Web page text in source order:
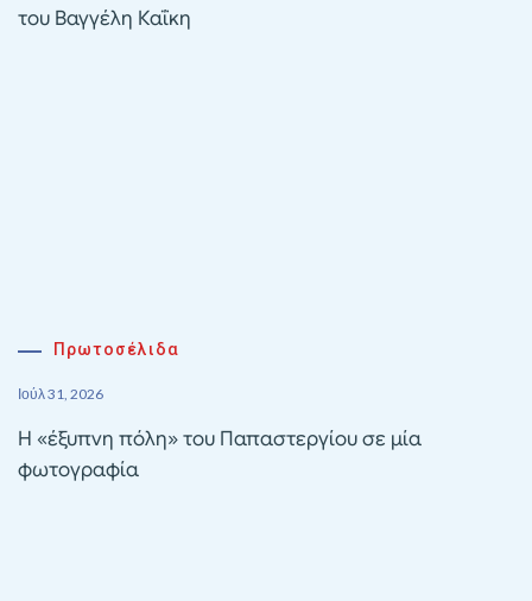
του Βαγγέλη Καΐκη
Πρωτοσέλιδα
Ιούλ 31, 2026
Η «έξυπνη πόλη» του Παπαστεργίου σε μία
φωτογραφία